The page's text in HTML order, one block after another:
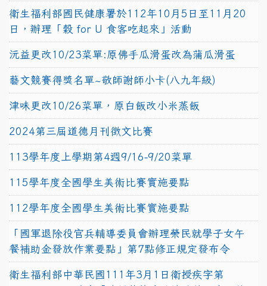
衛生福利部國民健康署於112年10月5日至11月20
日，辦理「穀 for U 食客吃起來」活動
沅益更改10/23菜單:原佛手瓜滑蛋改為蒲瓜滑蛋
藝文競賽得獎名單~敬師謝師小卡(八九年級)
津味更改10/26菜單，原白飯改小米蒸飯
2024第三屆道德月刊徵文比賽
113學年度上學期第4週9/16-9/20菜單
115學年度全國學生美術比賽實施要點
112學年度全國學生美術比賽實施要點
「國軍退除役官兵輔導委員會辦理榮民就學子女午
餐補助金發放作業要點」第7點修正規定發布令
衛生福利部中華民國111年3月1日衛授疾字第